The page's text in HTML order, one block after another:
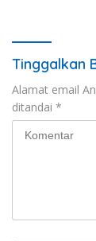
Tinggalkan
Alamat email
ditandai *